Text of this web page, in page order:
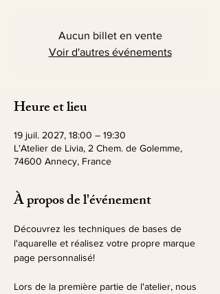
Aucun billet en vente
Voir d'autres événements
Heure et lieu
19 juil. 2027, 18:00 – 19:30
L'Atelier de Livia, 2 Chem. de Golemme,
74600 Annecy, France
À propos de l'événement
Découvrez les techniques de bases de
l'aquarelle et réalisez votre propre marque
page personnalisé!
Lors de la première partie de l'atelier, nous